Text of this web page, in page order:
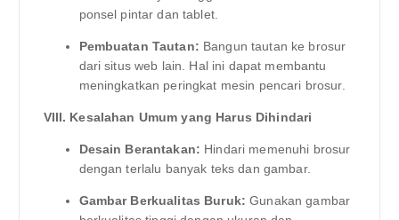
ponsel pintar dan tablet.
Pembuatan Tautan: Bangun tautan ke brosur
dari situs web lain. Hal ini dapat membantu
meningkatkan peringkat mesin pencari brosur.
VIII. Kesalahan Umum yang Harus Dihindari
Desain Berantakan: Hindari memenuhi brosur
dengan terlalu banyak teks dan gambar.
Gambar Berkualitas Buruk: Gunakan gambar